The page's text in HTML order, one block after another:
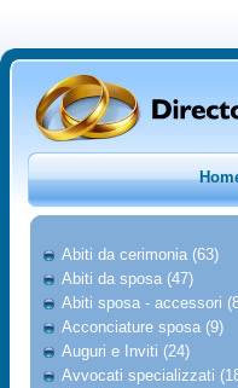
Abiti da cerimonia (63)
Abiti da sposa (47)
Abiti sposa - accessori
Acconciature sposa (9)
Auguri e Inviti (24)
Avvocati specializzati